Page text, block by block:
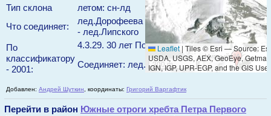
Мирный
300 m
Leaflet | Tiles © Esri — Source:
USDA, USGS, AEX, GeoEye,
IGN, IGP, UPR-EGP, and the GIS
Тип склона
летом: сн-лд
Что соединяет:
лед.Дорофеева
- лед.Липского
По
классификатору
- 2001:
4.3.29. 30 лет Победы (5450, 3Б)
Соединяет: лед.Дорофеева - лед.Липского
Добавлен: Андрей Шуткин , координаты: Григорий Варгафтик
Перейти в район Южные отроги хребта Петра Первого